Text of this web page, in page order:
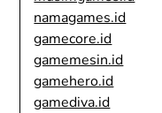
namagames.id
gamecore.id
gamemesin.id
gamehero.id
gamediva.id